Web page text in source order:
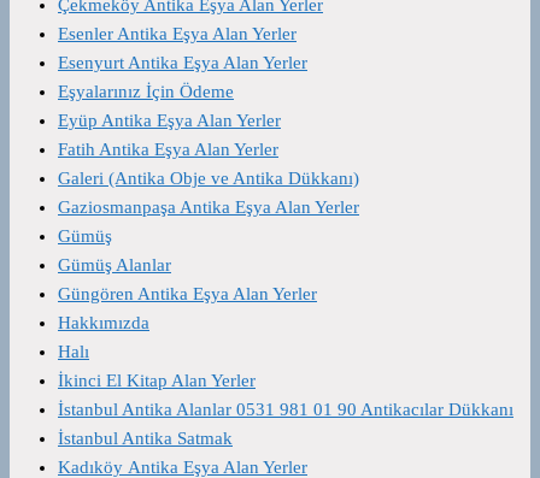
Çekmeköy Antika Eşya Alan Yerler
Esenler Antika Eşya Alan Yerler
Esenyurt Antika Eşya Alan Yerler
Eşyalarınız İçin Ödeme
Eyüp Antika Eşya Alan Yerler
Fatih Antika Eşya Alan Yerler
Galeri (Antika Obje ve Antika Dükkanı)
Gaziosmanpaşa Antika Eşya Alan Yerler
Gümüş
Gümüş Alanlar
Güngören Antika Eşya Alan Yerler
Hakkımızda
Halı
İkinci El Kitap Alan Yerler
İstanbul Antika Alanlar 0531 981 01 90 Antikacılar Dükkanı
İstanbul Antika Satmak
Kadıköy Antika Eşya Alan Yerler